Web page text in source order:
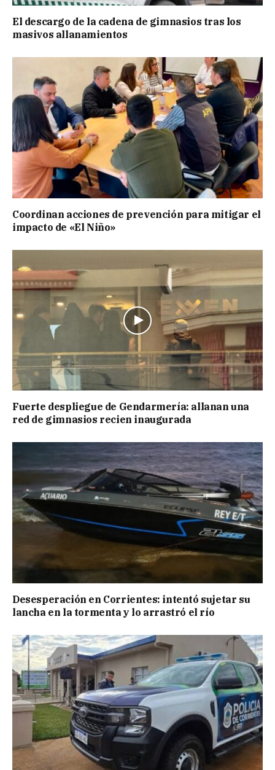
El descargo de la cadena de gimnasios tras los
masivos allanamientos
Coordinan acciones de prevención para mitigar el
impacto de «El Niño»
Fuerte despliegue de Gendarmería: allanan una
red de gimnasios recien inaugurada
Desesperación en Corrientes: intentó sujetar su
lancha en la tormenta y lo arrastró el río